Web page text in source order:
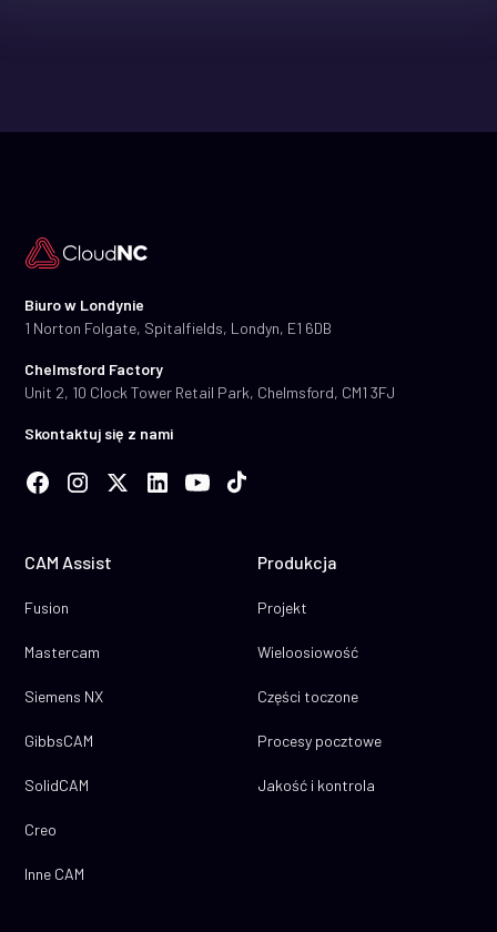
Biuro w Londynie
1 Norton Folgate, Spitalfields, Londyn, E1 6DB
Chelmsford Factory
Unit 2, 10 Clock Tower Retail Park, Chelmsford, CM1 3FJ
Skontaktuj się z nami
CAM Assist
Fusion
Mastercam
Siemens NX
GibbsCAM
SolidCAM
Creo
Inne CAM
Produkcja
Projekt
Wieloosiowość
Części toczone
Procesy pocztowe
Jakość i kontrola